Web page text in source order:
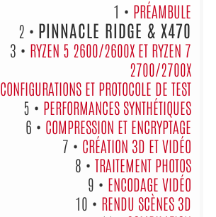
1 • PRÉAMBULE
2 • PINNACLE RIDGE & X470
3 • RYZEN 5 2600/2600X ET RYZEN 7
2700/2700X
CONFIGURATIONS ET PROTOCOLE DE TEST
5 • PERFORMANCES SYNTHÉTIQUES
6 • COMPRESSION ET ENCRYPTAGE
7 • CRÉATION 3D ET VIDÉO
8 • TRAITEMENT PHOTOS
9 • ENCODAGE VIDÉO
10 • RENDU SCÈNES 3D